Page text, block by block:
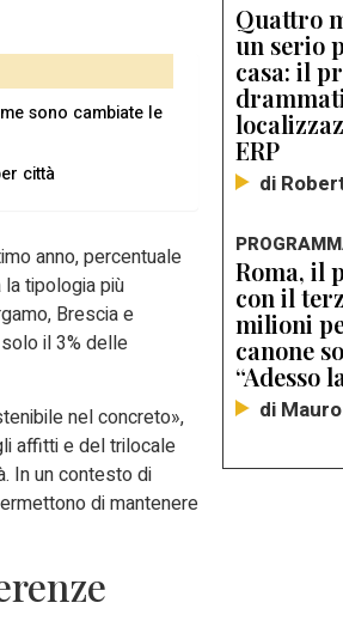
sono cambiate le
città
anno, percentuale
tipologia più
Brescia e
il 3% delle
nel concreto»,
affitti e del trilocale
In un contesto di
di mantenere
Quattro
un serio
casa: il
ERP
di
Roma, il
con il
milioni
canone
“Adesso
di